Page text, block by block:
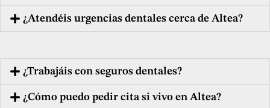
¿Atendéis urgencias dentales cerca de Altea?
¿Trabajáis con seguros dentales?
¿Cómo puedo pedir cita si vivo en Altea?